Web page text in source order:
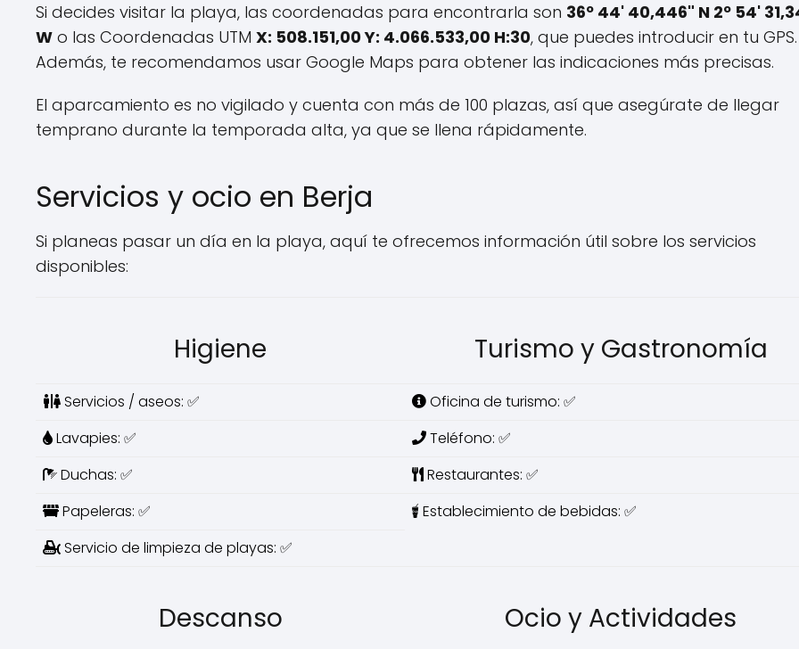
Si decides visitar la playa, las coordenadas para encontrarla son 36º 44' 40,446" N 2º 54'
W o las Coordenadas UTM X: 508.151,00 Y: 4.066.533,00 H:30, que puedes introducir en tu GPS.
Además, te recomendamos usar Google Maps para obtener las indicaciones más precisas.
El aparcamiento es no vigilado y cuenta con más de 100 plazas, así que asegúrate de llegar
temprano durante la temporada alta, ya que se llena rápidamente.
Servicios y ocio en Berja
Si planeas pasar un día en la playa, aquí te ofrecemos información útil sobre los servicios
disponibles:
Higiene Turismo y Gastronomía
Servicios / aseos: ✅
Oficina de turismo: ✅
Lavapies: ✅
Teléfono: ✅
Duchas: ✅
Restaurantes: ✅
Papeleras: ✅
Establecimiento de bebidas: ✅
Servicio de limpieza de playas: ✅
Descanso Ocio y Actividades